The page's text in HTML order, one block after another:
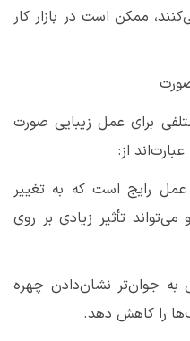
ممکن است در بازار کار
برای عمل زیبایی صورت
از:
رایج است که به تغییر
تأثیر زیادی بر روی
به جوان‌تر نشان‌دادن چهره
را کاهش دهد.